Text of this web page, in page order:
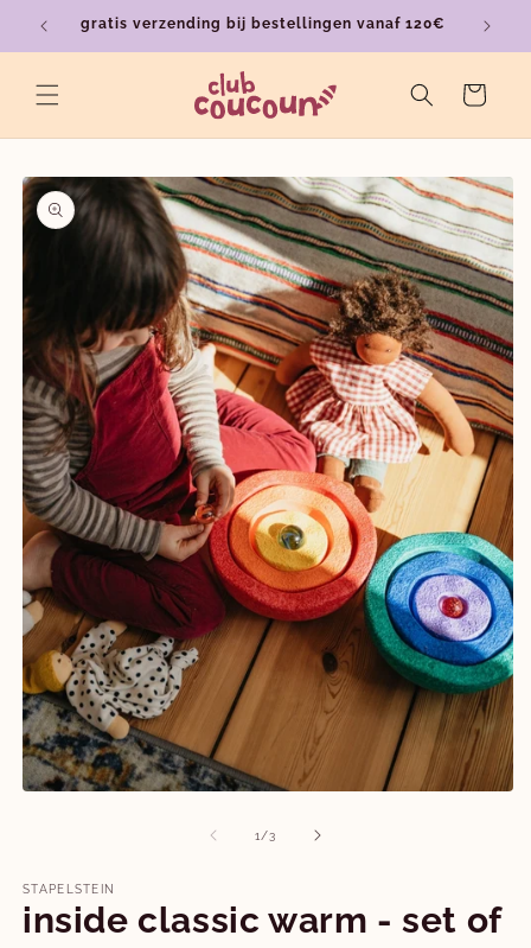
naar de
content
gratis verzending bij bestellingen vanaf 120€
Winkelwagen
direct naar
1 /van
3
STAPELSTEIN
inside classic warm - set of